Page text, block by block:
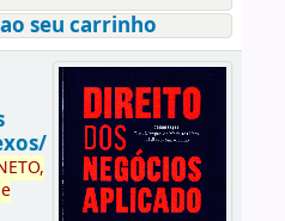
seu carrinho